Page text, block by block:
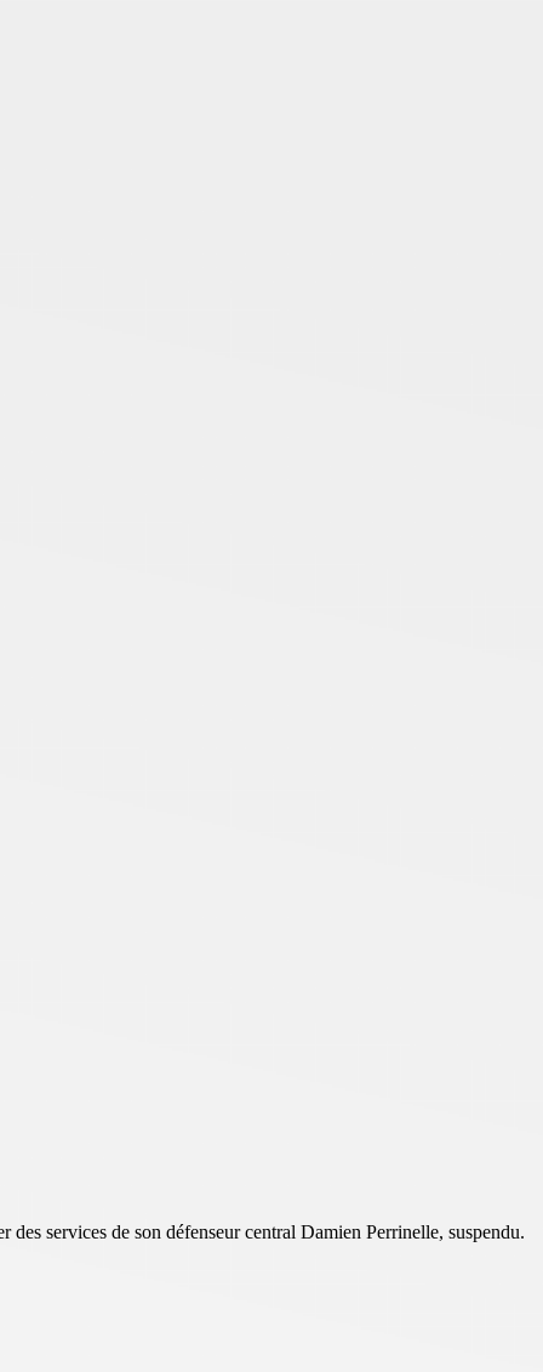
services de son défenseur central Damien Perrinelle, suspendu.